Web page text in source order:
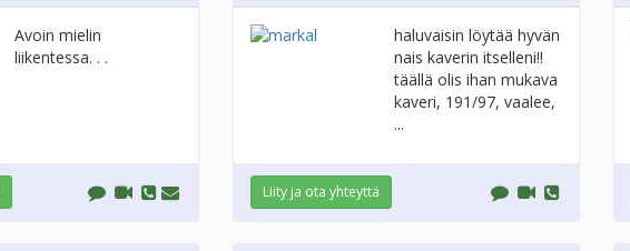
Avoin mielin
liikentessa. . .
haluvaisin löytää hyvän
nais kaverin itselleni!!
täällä olis ihan mukava
kaveri, 191/97, vaalee,
...
Liity ja ota yhteyttä